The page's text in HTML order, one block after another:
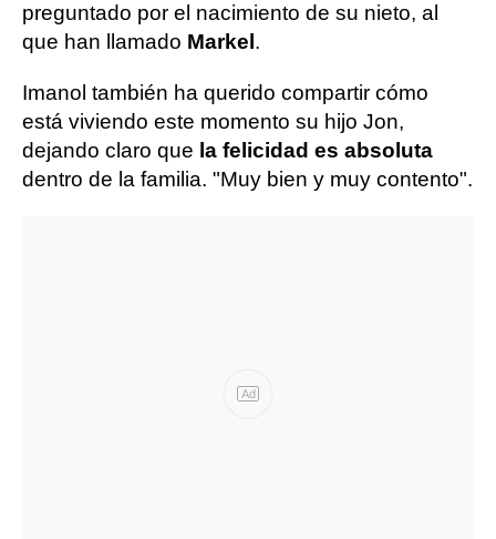
preguntado por el nacimiento de su nieto, al
que han llamado Markel .
Imanol también ha querido compartir cómo
está viviendo este momento su hijo Jon,
dejando claro que la felicidad es absoluta
dentro de la familia. "Muy bien y muy contento".
Ad